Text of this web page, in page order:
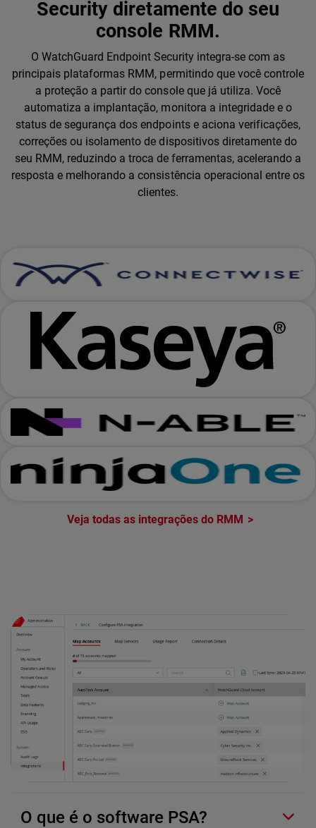
Security diretamente do seu
console RMM.
O WatchGuard Endpoint Security integra-se com as
principais plataformas RMM, permitindo que você controle
a proteção a partir do console que já utiliza. Você
automatiza a implantação, monitora a integridade e o
status de segurança dos endpoints e aciona verificações,
correções ou isolamento de dispositivos diretamente do
seu RMM, reduzindo a troca de ferramentas, acelerando a
resposta e melhorando a consistência operacional entre os
clientes.
Veja todas as integrações do RMM
O que é o software PSA?